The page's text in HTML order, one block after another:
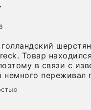
Товар
в связи с
немного переживал
привезли ровно в
в договоре время,